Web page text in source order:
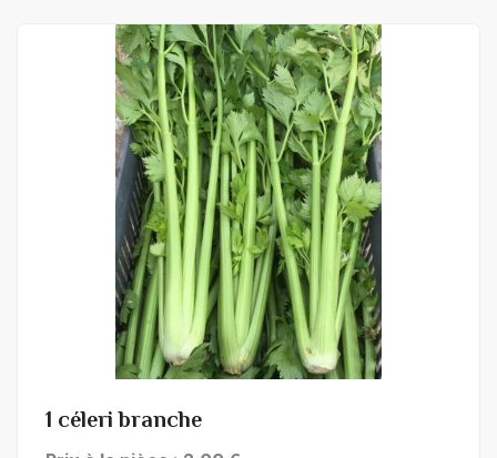
1 céleri branche
+ de détails